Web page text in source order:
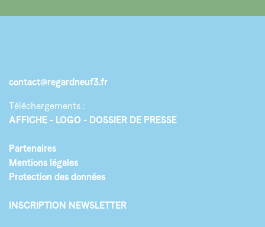
contact@regardneuf3.fr
Téléchargements :
AFFICHE
LOGO DOSSIER DE PRESSE
Partenaires
Mentions légales
Protection des données
INSCRIPTION NEWSLETTER